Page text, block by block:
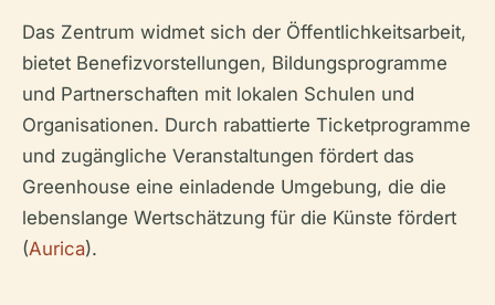
Das Zentrum widmet sich der Öffentlichkeitsarbeit,
bietet Benefizvorstellungen, Bildungsprogramme
und Partnerschaften mit lokalen Schulen und
Organisationen. Durch rabattierte Ticketprogramme
und zugängliche Veranstaltungen fördert das
Greenhouse eine einladende Umgebung, die die
lebenslange Wertschätzung für die Künste fördert
(Aurica).